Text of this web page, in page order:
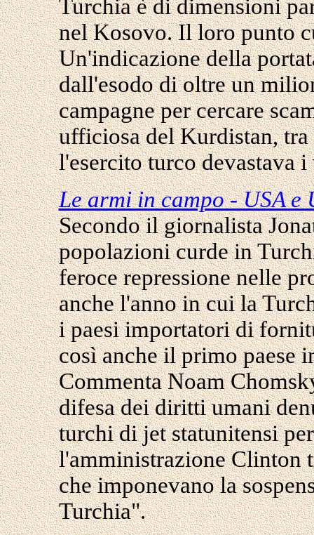
Turchia è di dimensioni
nel Kosovo. Il loro punto
Un'indicazione della
dall'esodo di oltre un
campagne per cercare
ufficiosa del Kurdistan,
l'esercito turco devastava
Le armi in campo - USA
Secondo il giornalista
popolazioni curde in
feroce repressione nelle
anche l'anno in cui la
i paesi importatori di
così anche il primo paese
Commenta Noam
difesa dei diritti umani
turchi di jet statunitensi
l'amministrazione Clinton
che imponevano la
Turchia".